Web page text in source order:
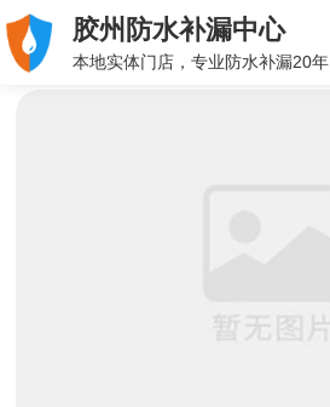
胶州防水补漏中心
本地实体门店，专业防水补漏20年